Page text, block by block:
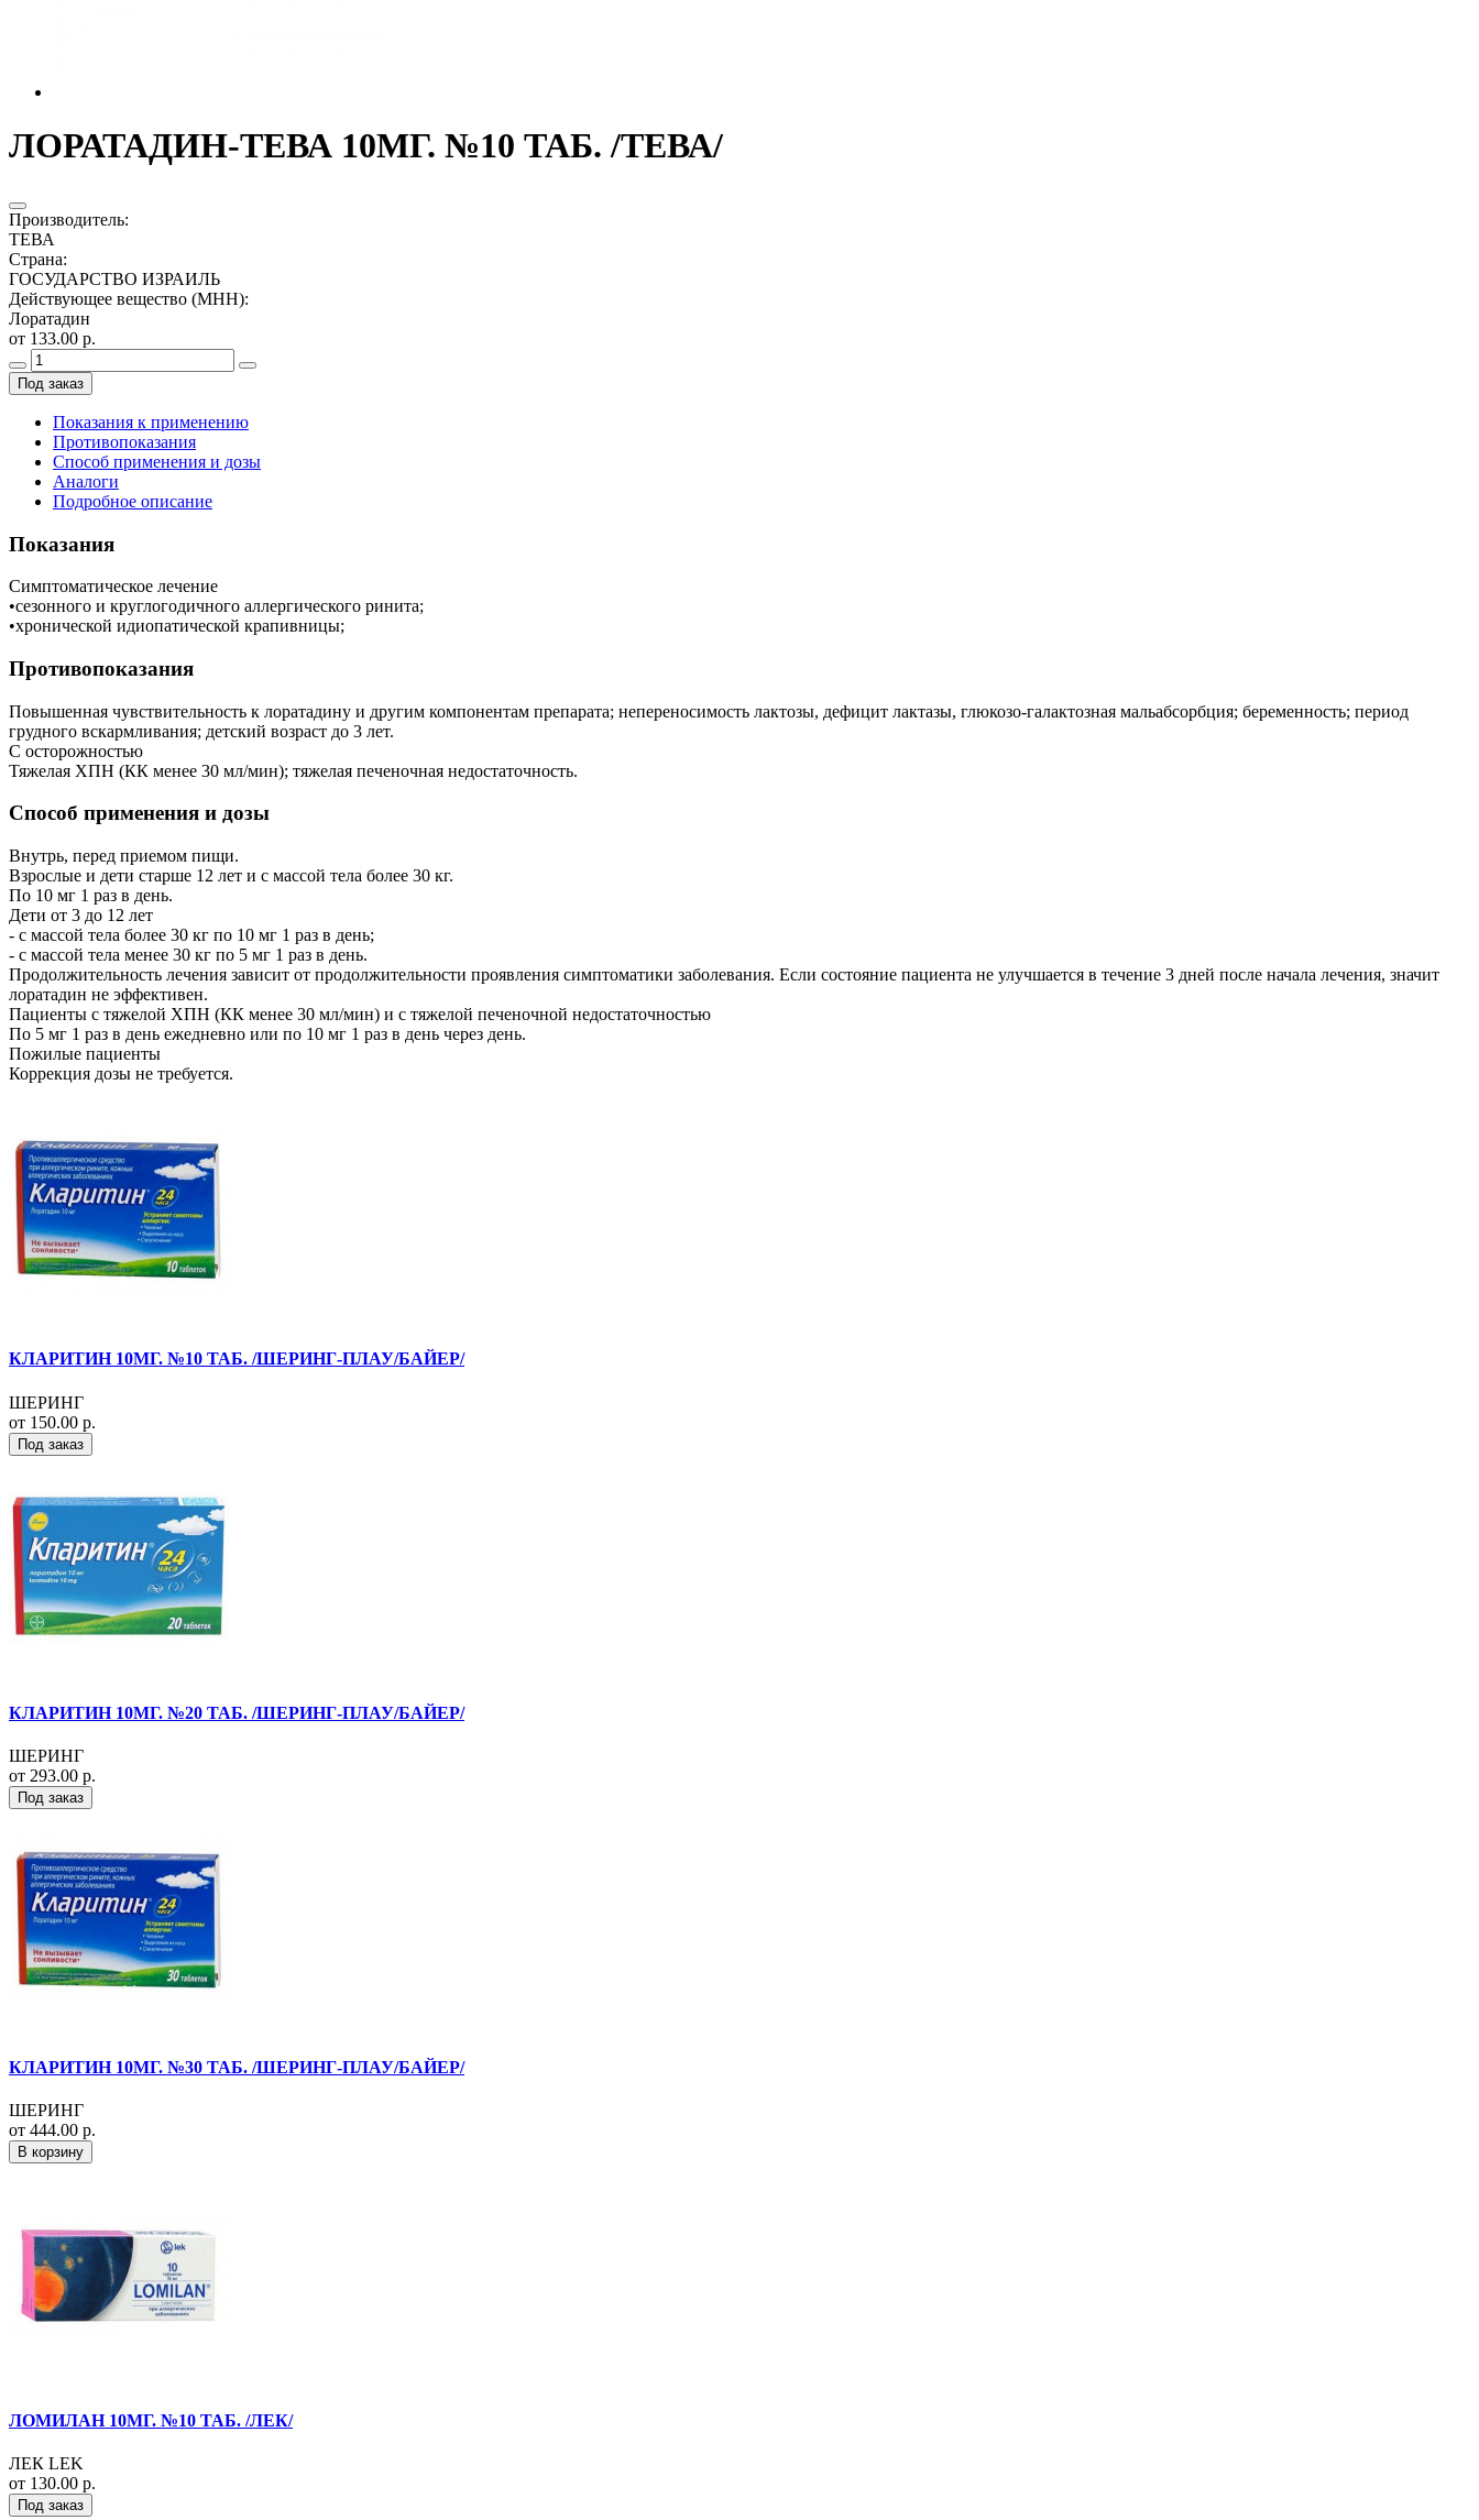
ЛОРАТАДИН-ТЕВА 10МГ. №10 ТАБ. /ТЕВА/
Производитель:
ТЕВА
Страна:
ГОСУДАРСТВО ИЗРАИЛЬ
Действующее вещество (МНН):
Лоратадин
от 133.00 р.
Под заказ
Показания к применению
Противопоказания
Способ применения и дозы
Аналоги
Подробное описание
Показания
Симптоматическое лечение
•сезонного и круглогодичного аллергического ринита;
•хронической идиопатической крапивницы;
Противопоказания
Повышенная чувствительность к лоратадину и другим компонентам препарата; непереносимость лактозы, дефицит лактазы, глюкозо-галактозная мальабсорбция; беременность; период
грудного вскармливания; детский возраст до 3 лет.
С осторожностью
Тяжелая ХПН (КК менее 30 мл/мин); тяжелая печеночная недостаточность.
Способ применения и дозы
Внутрь, перед приемом пищи.
Взрослые и дети старше 12 лет и с массой тела более 30 кг.
По 10 мг 1 раз в день.
Дети от 3 до 12 лет
- с массой тела более 30 кг по 10 мг 1 раз в день;
- с массой тела менее 30 кг по 5 мг 1 раз в день.
Продолжительность лечения зависит от продолжительности проявления симптоматики заболевания. Если состояние пациента не улучшается в течение 3 дней после начала лечения, значит
лоратадин не эффективен.
Пациенты с тяжелой ХПН (КК менее 30 мл/мин) и с тяжелой печеночной недостаточностью
По 5 мг 1 раз в день ежедневно или по 10 мг 1 раз в день через день.
Пожилые пациенты
Коррекция дозы не требуется.
КЛАРИТИН 10МГ. №10 ТАБ. /ШЕРИНГ-ПЛАУ/БАЙЕР/
ШЕРИНГ
от 150.00 р.
Под заказ
КЛАРИТИН 10МГ. №20 ТАБ. /ШЕРИНГ-ПЛАУ/БАЙЕР/
ШЕРИНГ
от 293.00 р.
Под заказ
КЛАРИТИН 10МГ. №30 ТАБ. /ШЕРИНГ-ПЛАУ/БАЙЕР/
ШЕРИНГ
от 444.00 р.
В корзину
ЛОМИЛАН 10МГ. №10 ТАБ. /ЛЕК/
ЛЕК LEK
от 130.00 р.
Под заказ